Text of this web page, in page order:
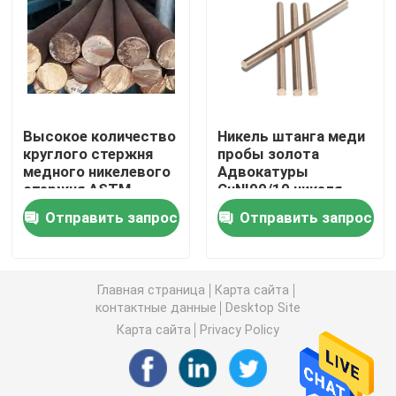
Медно-никелевая трубка
Медная плита никеля
Тройник медного никеля равный
Перекрестный штуцер трубы
Штуцер редуктора
Высокое количество
круглого стержня
медного никелевого
стержня ASTM
Стандарт для
сварки и резки
Отправить запрос
Никель штанга меди
пробы золота
Адвокатуры
CuNI90/10 никеля
меди ASTM B111
C70600 C71500
Отправить запрос
Главная страница
Карта сайта
контактные данные
Desktop Site
Карта сайта
Privacy Policy